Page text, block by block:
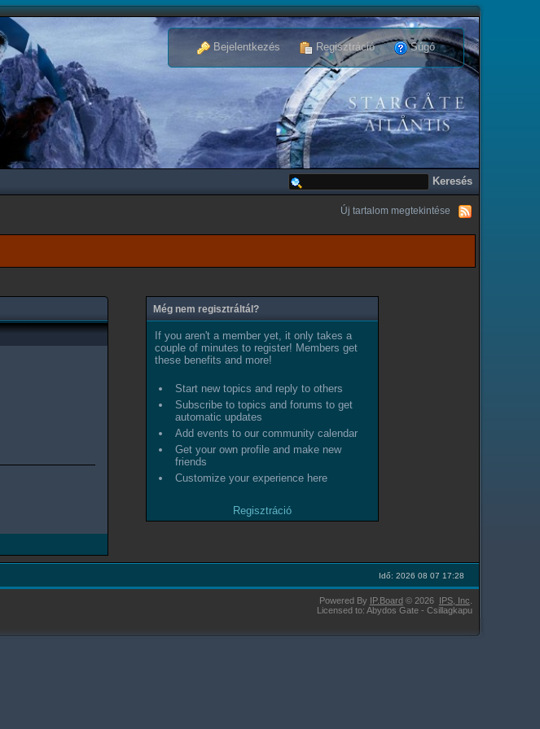
Bejelentkezés Regisztráció Súgó
Új tartalom megtekintése
Még nem regisztráltál?
If you aren't a member yet, it only takes a
couple of minutes to register! Members get
these benefits and more!
Start new topics and reply to others
Subscribe to topics and forums to get
automatic updates
Add events to our community calendar
Get your own profile and make new
friends
Customize your experience here
Regisztráció
Idő: 2026 08 07 17:28
Powered By IP.Board © 2026 IPS, Inc.
Licensed to: Abydos Gate - Csillagkapu